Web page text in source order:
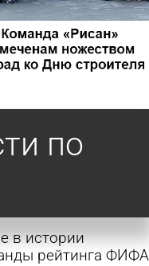
по
в истории
рейтинга ФИФА